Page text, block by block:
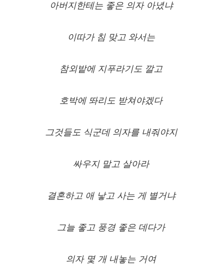
아버지한테는 좋은 의자 아녔냐
이따가 침 맞고 와서는
참외밭에 지푸라기도 깔고
호박에 똬리도 받쳐야겠다
그것들도 식군데 의자를 내줘야지
싸우지 말고 살아라
결혼하고 애 낳고 사는 게 별거냐
그늘 좋고 풍경 좋은 데다가
의자 몇 개 내놓는 거여